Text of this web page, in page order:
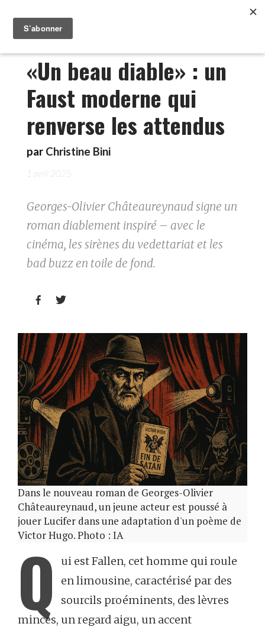
«Un beau diable» : un
Faust moderne qui
renverse les attendus
par Christine Bini
1 avril 2025
Georges-Olivier Châteaureynaud signe un
roman diablement inspiré – avec le
cinéma, les sirènes du vedettariat et les
bad buzz en toile de fond.
 
Dans le nouveau roman de Georges-Olivier
Châteaureynaud, un jeune acteur est poussé à
jouer Lucifer dans une adaptation d'un poème de
Victor Hugo. Photo : IA
Q
ui est Fallen, cet homme qui roule
en limousine, caractérisé par des
sourcils proéminents, des lèvres
minces, un regard aigu, un accent